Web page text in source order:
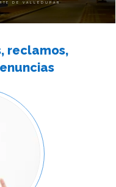
DE VALLEDUPAR
reclamos,